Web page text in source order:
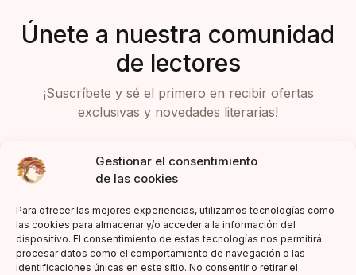
Gestionar el consentimiento
de las cookies
Para ofrecer las mejores experiencias, utilizamos tecnologías como
las cookies para almacenar y/o acceder a la información del
dispositivo. El consentimiento de estas tecnologías nos permitirá
procesar datos como el comportamiento de navegación o las
identificaciones únicas en este sitio. No consentir o retirar el
Únete a nuestra comunidad
de lectores
¡Suscríbete y sé el primero en recibir ofertas
exclusivas y novedades literarias!
Acepto la política de privacidad